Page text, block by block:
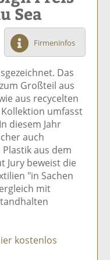
el
a
uf
F
ac
e
b
o
o
k
te
il
e
n
el
t
wi
tt
er
n
uf
Li
n
k
e
di
n
te
e
n
er
E
m
ai
l
v
er
d
e
n
ck
e
Sea
Firmeninfos
Das
Großteil aus
aus recycelten
Kollektion umfasst
diesem Jahr
auch
aus dem
Jury beweist die
"in Sachen
mit
kostenlos